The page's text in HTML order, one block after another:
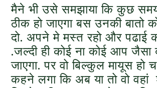
मैने भी उसे समझाया कि कुछ
ठीक हो जाएगा बस उनकी बातो
दो. अपने मे मस्त रहो और पढाई
.जल्दी ही कोई ना कोई आप जैसा
जाएगा. पर वो बिल्कुल मायूस हो
कहने लगा कि अब या तो वो वहां